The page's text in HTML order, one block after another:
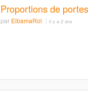
Proportions de
par ElbamaRol il y a 2 ans